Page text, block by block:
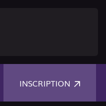
INSCRIPTION